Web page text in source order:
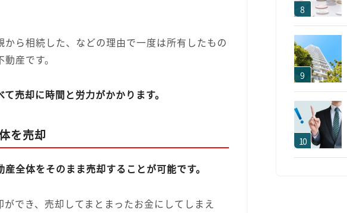
ら相続した、などの理由で一度は所有したもの
産です。
売却に時間と労力がかかります。
を売却
全体をそのまま売却することが可能です。
でき、売却してまとまったお金にしてしまえ